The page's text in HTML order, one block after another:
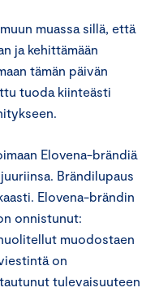
muassa sillä, että
ja kehittämään
tämän päivän
tuoda kiinteästi
Elovena-brändiä
Brändilupaus
Elovena-brändin
onnistunut:
muodostaen
on
tulevaisuuteen